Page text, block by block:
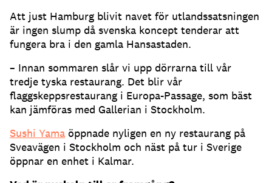
Att just Hamburg blivit navet för utlandssatsningen
är ingen slump då svenska koncept tenderar att
fungera bra i den gamla Hansastaden.
– Innan sommaren slår vi upp dörrarna till vår
tredje tyska restaurang. Det blir vår
flaggskeppsrestaurang i Europa-Passage, som bäst
kan jämföras med Gallerian i Stockholm.
Sushi Yama öppnade nyligen en ny restaurang på
Sveavägen i Stockholm och näst på tur i Sverige
öppnar en enhet i Kalmar.